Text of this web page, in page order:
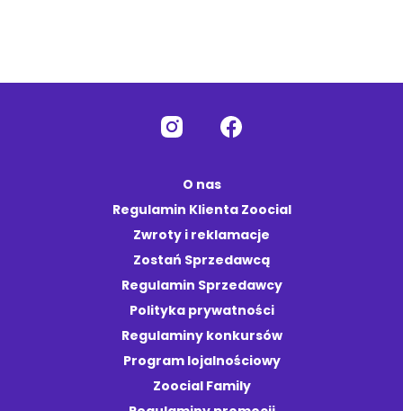
O nas
Regulamin Klienta Zoocial
Zwroty i reklamacje
Zostań Sprzedawcą
Regulamin Sprzedawcy
Polityka prywatności
Regulaminy konkursów
Program lojalnościowy
Zoocial Family